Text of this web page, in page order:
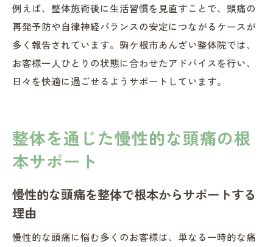
例えば、整体施術後に生活習慣を見直すことで、頭痛の
再発予防や自律神経バランスの安定につながるケースが
多く報告されています。駒ケ根市あんざい整体院では、
お客様一人ひとりの状態に合わせたアドバイスを行い、
日々を快適に過ごせるようサポートしています。
整体を通じた慢性的な頭痛の根
本サポート
慢性的な頭痛を整体で根本からサポートする
理由
慢性的な頭痛に悩む多くのお客様は、単なる一時的な痛